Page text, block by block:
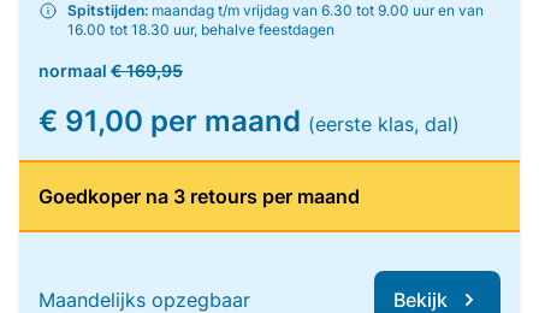
Spitstijden: maandag t/m vrijdag van 6.30 tot 9.00 uur en van
16.00 tot 18.30 uur, behalve feestdagen
normaal € 169,95
€ 91,00 per maand (eerste klas, dal)
Goedkoper na 3 retours per maand
Maandelijks opzegbaar Bekijk